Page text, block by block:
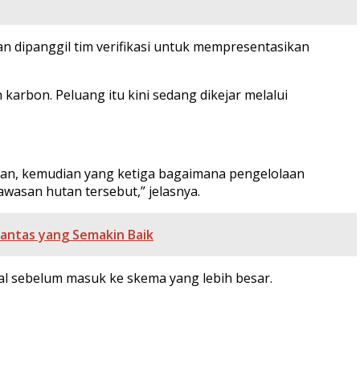
dipanggil tim verifikasi untuk mempresentasikan
Peluang itu kini sedang dikejar melalui
kemudian yang ketiga bagaimana pengelolaan
hutan tersebut,” jelasnya.
yang Semakin Baik
sebelum masuk ke skema yang lebih besar.